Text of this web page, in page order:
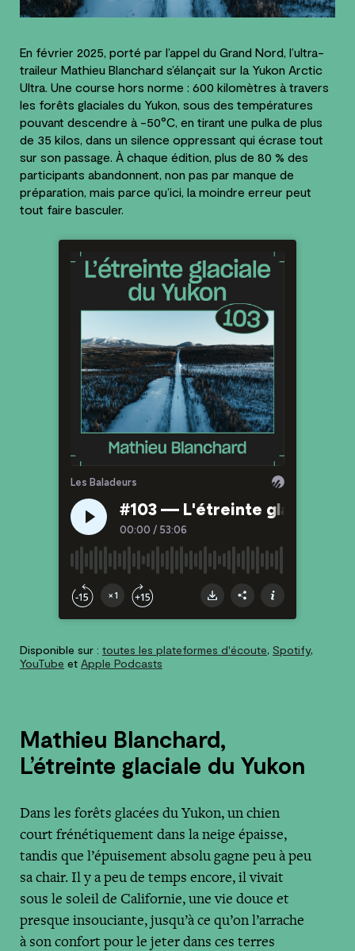
En février 2025, porté par l’appel du Grand Nord, l’ultra-
traileur Mathieu Blanchard s’élançait sur la Yukon Arctic
Ultra. Une course hors norme : 600 kilomètres à travers
les forêts glaciales du Yukon, sous des températures
pouvant descendre à -50°C, en tirant une pulka de plus
de 35 kilos, dans un silence oppressant qui écrase tout
sur son passage. À chaque édition, plus de 80 % des
participants abandonnent, non pas par manque de
préparation, mais parce qu’ici, la moindre erreur peut
tout faire basculer.
Disponible sur : toutes les plateformes d'écoute, Spotify,
YouTube et Apple Podcasts
Mathieu Blanchard,
L’étreinte glaciale du Yukon
Dans les forêts glacées du Yukon, un chien
court frénétiquement dans la neige épaisse,
tandis que l’épuisement absolu gagne peu à peu
sa chair. Il y a peu de temps encore, il vivait
sous le soleil de Californie, une vie douce et
presque insouciante, jusqu’à ce qu’on l’arrache
à son confort pour le jeter dans ces terres